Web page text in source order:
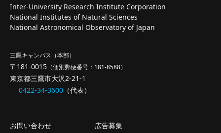
Inter-University Research Institute Corporation
National Institutes of Natural Sciences
National Astronomical Observatory of Japan
三鷹キャンパス（本部）
〒181-0015 （個別郵便番号：181-8588）
東京都三鷹市大沢2-21-1
0422-34-3600 （代表）
お問い合わせ
広告募集